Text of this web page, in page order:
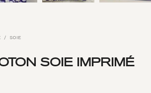
/ SOIE
SOIE IMPRIMÉ